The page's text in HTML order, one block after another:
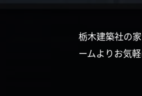
栃木建築社の
ームよりお気